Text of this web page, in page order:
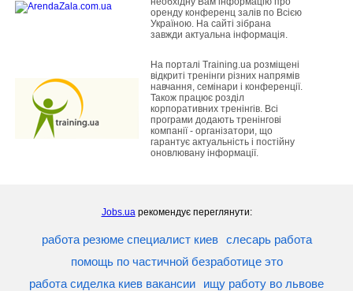
оренду конференц залів по Всією
Україною. На сайті зібрана
завжди актуальна інформація.
На порталі Training.ua розміщені
відкриті тренінги різних напрямів
навчання, семінари і конференції.
Також працює розділ
корпоративних тренінгів. Всі
програми додають тренінгові
компанії - організатори, що
гарантує актуальність і постійну
оновлювану інформації.
Jobs.uaрекомендує переглянути:
работа резюме специалист киев
слесарь работа
помощь по частичной безработице это
работа сиделка киев вакансии
ищу работу во львове